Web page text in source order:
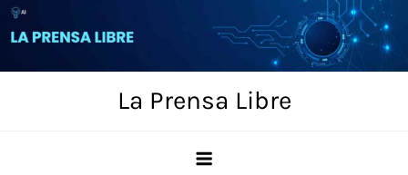
Skip
to
La Prensa Libre